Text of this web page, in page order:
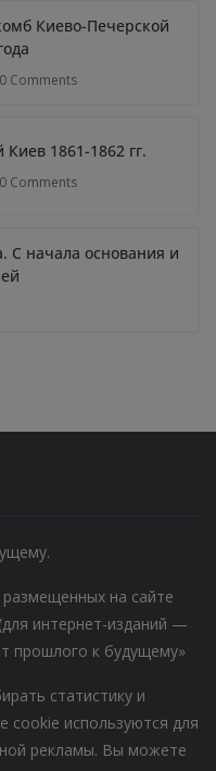
Киево-Печерской
0 Comments
1861-1862 гг.
0 Comments
С начала основания и
на сайте
интернет-изданий —
прошлого к будущему»
статистику и
cookie используются для
рекламы. Вы можете